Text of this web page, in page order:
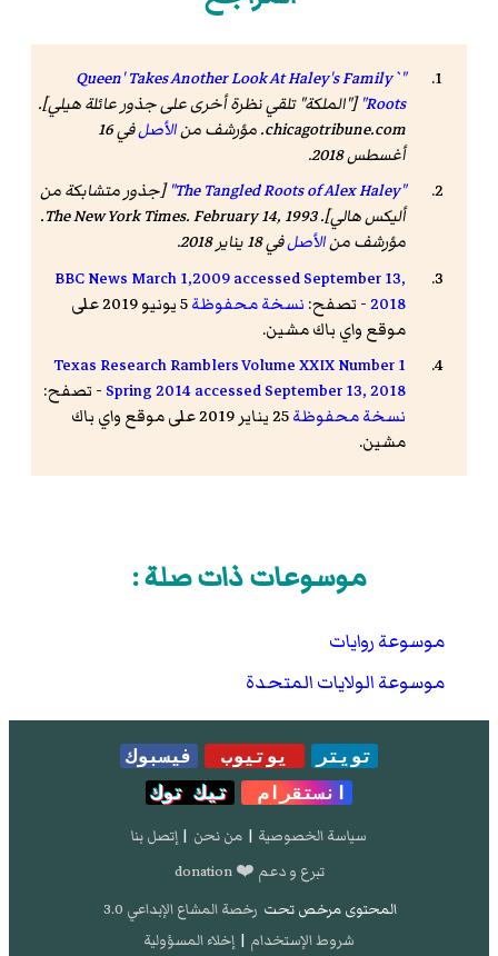
"`Queen' Takes Another Look At Haley's Family
Roots" ["الملكة" تلقي نظرة أخرى على جذور عائلة هيلي].
chicagotribune.com. مؤرشف منالأصل
في 16
أغسطس 2018
.
"The Tangled Roots of Alex Haley"
[جذور متشابكة من
أليكس هالي].
The New York Times
. February 14, 1993.
مؤرشف منالأصلفي 18 يناير 2018
.
BBC News March 1,2009 accessed September 13,
2018- تصفح: نسخة محفوظة
5 يونيو 2019 على
موقع واي باك مشين.
Texas Research Ramblers Volume XXIX Number 1
Spring 2014 accessed September 13, 2018 - تصفح:
نسخة محفوظة
25 يناير 2019 على موقع واي باك
مشين.
موسوعات ذات صلة :
موسوعة روايات
موسوعة الولايات المتحدة
تويتر يوتيوب
فيسبوك
انستقرام
تيك توك
سياسة الخصوصية | من نحن | إتصل بنا
تبرع و دعم ❤️ donation
المحتوى مرخص تحت رخصة المشاع الإبداعي 3.0
شروط الإستخدام | إخلاء المسؤولية